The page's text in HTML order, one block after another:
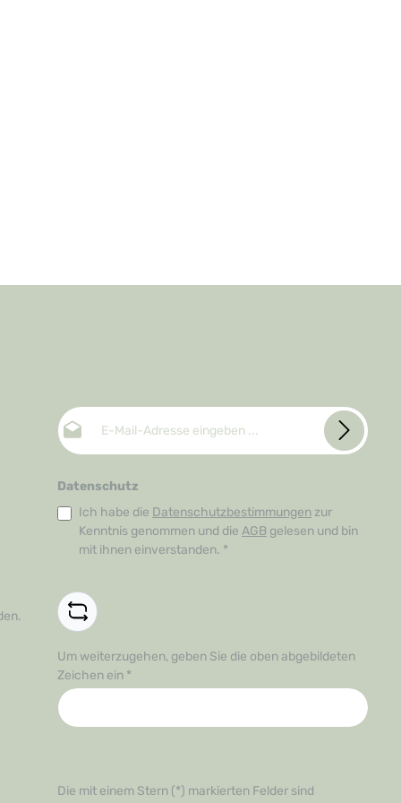
E-Mail-Adresse*
Datenschutz
Ich habe die Datenschutzbestimmungen zur
Kenntnis genommen und die AGB gelesen und bin
mit ihnen einverstanden. *
Um weiterzugehen, geben Sie die oben abgebildeten
Zeichen ein *
Die mit einem Stern (*) markierten Felder sind